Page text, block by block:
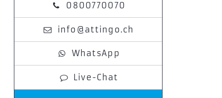
0800770070
info@attingo.ch
WhatsApp
Live-Chat